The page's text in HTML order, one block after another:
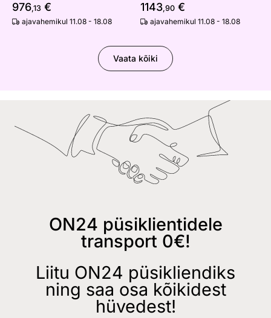
976,13 €
ajavahemikul 11.08 - 18.08
1143,90 €
ajavahemikul 11.08 - 18.08
Vaata kõiki
ON24 püsiklientidele
transport 0€!
Liitu ON24 püsikliendiks
ning saa osa kõikidest
hüvedest!